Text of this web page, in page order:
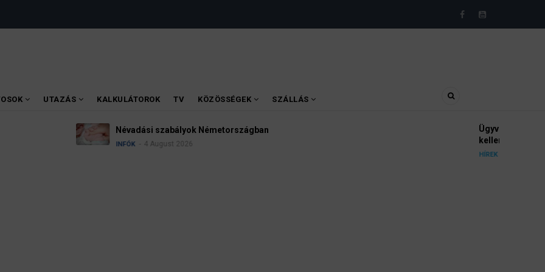
UTAZÁS KALKULÁTOROK TV KÖZÖSSÉGEK SZÁLLÁS
Ügyvédek, bírák és ügyészek szerint a német politikának mielőbb meg
kellene vizsgálnia egy pártbetiltási eljárás elindítását.